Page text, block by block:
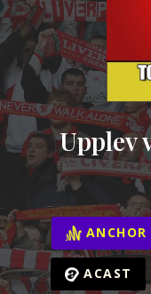
Upplev
ANCHOR
ACAST